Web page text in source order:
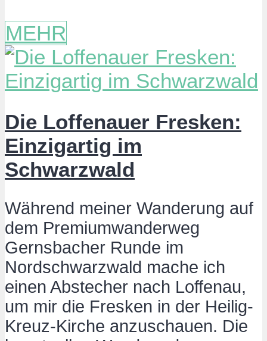
MEHR
Die Loffenauer Fresken:
Einzigartig im
Schwarzwald
Während meiner Wanderung auf
dem Premiumwanderweg
Gernsbacher Runde im
Nordschwarzwald mache ich
einen Abstecher nach Loffenau,
um mir die Fresken in der Heilig-
Kreuz-Kirche anzuschauen. Die